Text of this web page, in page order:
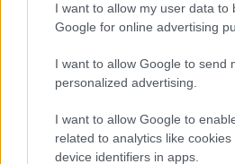
I want to allow my user data to
Google for online advertising
I want to allow Google to send
personalized advertising.
I want to allow Google to
related to analytics like
device identifiers in apps.